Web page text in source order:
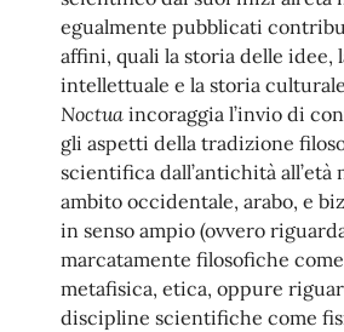
egualmente pubblicati
affini, quali la storia delle idee,
intellettuale e la storia
Noctuaincoraggia l’invio di
gli aspetti della tradizione
scientifica dall’antichità all’età
ambito occidentale, arabo, e
in senso ampio (ovvero
marcatamente filosofiche
metafisica, etica, oppure
discipline scientifiche come